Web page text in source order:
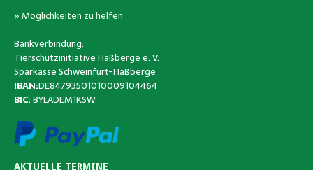
» Möglichkeiten zu helfen
Bankverbindung:
Tierschutzinitiative Haßberge e. V.
Sparkasse Schweinfurt-Haßberge
IBAN:DE84793501010009104464
BIC:BYLADEM1KSW
AKTUELLE TERMINE